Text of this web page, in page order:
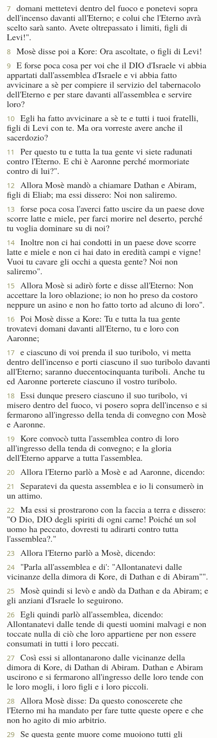
7
domani mettetevi dentro del fuoco e ponetevi sopra
dell'incenso davanti all'Eterno; e colui che l'Eterno avrà
scelto sarà santo. Avete oltrepassato i limiti, figli di
Levi!".
8 Mosè disse poi a Kore: Ora ascoltate, o figli di Levi!
9
E forse poca cosa per voi che il DIO d'Israele vi abbia
appartati dall'assemblea d'Israele e vi abbia fatto
avvicinare a sè per compiere il servizio del tabernacolo
dell'Eterno e per stare davanti all'assemblea e servire
loro?
10
Egli ha fatto avvicinare a sè te e tutti i tuoi fratelli,
figli di Levi con te. Ma ora vorreste avere anche il
sacerdozio?
11
Per questo tu e tutta la tua gente vi siete radunati
contro l'Eterno. E chi è Aaronne perché mormoriate
contro di lui?".
12
Allora Mosè mandò a chiamare Dathan e Abiram,
figli di Eliab; ma essi dissero: Noi non saliremo.
13
forse poca cosa l'averci fatto uscire da un paese dove
scorre latte e miele, per farci morire nel deserto, perché
tu voglia dominare su di noi?
14
Inoltre non ci hai condotti in un paese dove scorre
latte e miele e non ci hai dato in eredità campi e vigne!
Vuoi tu cavare gli occhi a questa gente? Noi non
saliremo".
15
Allora Mosè si adirò forte e disse all'Eterno: Non
accettare la loro oblazione; io non ho preso da costoro
neppure un asino e non ho fatto torto ad alcuno di loro".
16
Poi Mosè disse a Kore: Tu e tutta la tua gente
trovatevi domani davanti all'Eterno, tu e loro con
Aaronne;
17
e ciascuno di voi prenda il suo turibolo, vi metta
dentro dell'incenso e porti ciascuno il suo turibolo davanti
all'Eterno; saranno duecentocinquanta turiboli. Anche tu
ed Aaronne porterete ciascuno il vostro turibolo.
18
Essi dunque presero ciascuno il suo turibolo, vi
misero dentro del fuoco, vi posero sopra dell'incenso e si
fermarono all'ingresso della tenda di convegno con Mosè
e Aaronne.
19
Kore convocò tutta l'assemblea contro di loro
all'ingresso della tenda di convegno; e la gloria
dell'Eterno apparve a tutta l'assemblea.
20 Allora l'Eterno parlò a Mosè e ad Aaronne, dicendo:
21
Separatevi da questa assemblea e io li consumerò in
un attimo.
22
Ma essi si prostrarono con la faccia a terra e dissero:
"O Dio, DIO degli spiriti di ogni carne! Poiché un sol
uomo ha peccato, dovresti tu adirarti contro tutta
l'assemblea?."
23 Allora l'Eterno parlò a Mosè, dicendo:
24
"Parla all'assemblea e di': "Allontanatevi dalle
vicinanze della dimora di Kore, di Dathan e di Abiram"".
25
Mosè quindi si levò e andò da Dathan e da Abiram; e
gli anziani d'Israele lo seguirono.
26
Egli quindi parlò all'assemblea, dicendo:
Allontanatevi dalle tende di questi uomini malvagi e non
toccate nulla di ciò che loro appartiene per non essere
consumati in tutti i loro peccati.
27
Così essi si allontanarono dalle vicinanze della
dimora di Kore, di Dathan di Abiram. Dathan e Abiram
uscirono e si fermarono all'ingresso delle loro tende con
le loro mogli, i loro figli e i loro piccoli.
28
Allora Mosè disse: Da questo conoscerete che
l'Eterno mi ha mandato per fare tutte queste opere e che
non ho agito di mio arbitrio.
29
Se questa gente muore come muoiono tutti gli